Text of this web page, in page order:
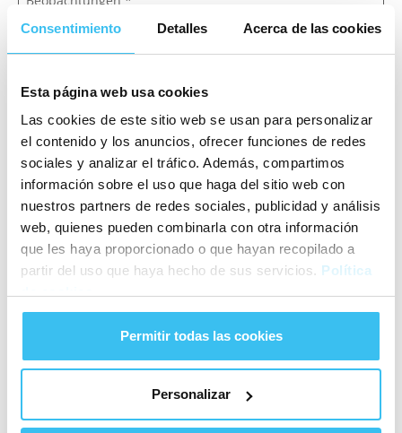
Consentimiento Detalles Acerca de las cookies
Esta página web usa cookies
Las cookies de este sitio web se usan para personalizar
el contenido y los anuncios, ofrecer funciones de redes
sociales y analizar el tráfico. Además, compartimos
información sobre el uso que haga del sitio web con
nuestros partners de redes sociales, publicidad y análisis
web, quienes pueden combinarla con otra información
que les haya proporcionado o que hayan recopilado a
partir del uso que haya hecho de sus servicios. Política
Permitir todas las cookies
Personalizar
Ich möchte, dass meine Daten an Marfina, S.L.
weitergegeben werden, um die
Geschäftsbeziehung mit mir aufrechterhalten und
Informationen zu den Produkten und
Dienstleistungen, Neuheiten und Werbeangeboten
der Moventia Group über jegliche Medien,
einschließlich elektronischer Medien, erhalten zu
können, wobei diese Informationen an mein
SENDEN
Daten für die Bearbeitung Ihrer Anfragen und Anträge verarbeitet.
Darüber hinaus, und nur für den Fall Ihrer diesbezüglichen Zustimmung,